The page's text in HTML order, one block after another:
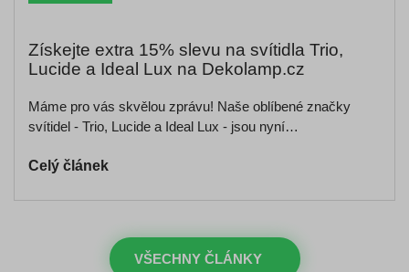
Získejte extra 15% slevu na svítidla Trio,
Lucide a Ideal Lux na Dekolamp.cz
Máme pro vás skvělou zprávu! Naše oblíbené značky
svítidel - Trio, Lucide a Ideal Lux - jsou nyní…
Celý článek
VŠECHNY ČLÁNKY